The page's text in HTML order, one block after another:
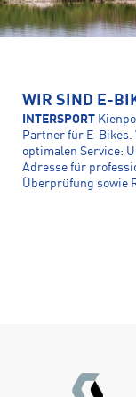
WIR SIND E-
INTERSPORT
Partner für E-
optimalen Service:
Adresse für
Überprüfung sowie